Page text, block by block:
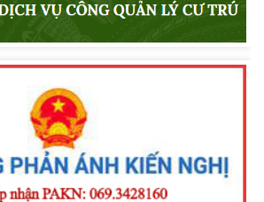
thông, phòng chống đuối nước và
trợ
phường Nam Gia Nghĩa trong đấu
tranh phòng, chống tội phạm